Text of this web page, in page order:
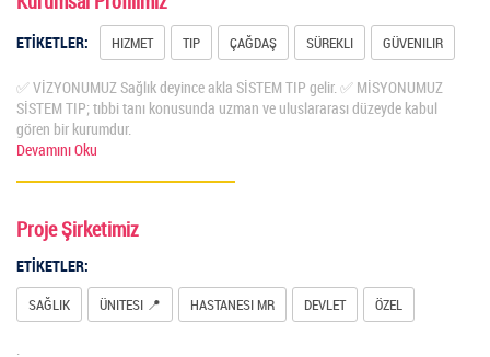
ETİKETLER: HIZMET TIP ÇAĞDAŞ SÜREKLI GÜVENILIR
✅ VİZYONUMUZ Sağlık deyince akla SİSTEM TIP gelir. ✅ MİSYONUMUZ
SİSTEM TIP; tıbbi tanı konusunda uzman ve uluslararası düzeyde kabul
gören bir kurumdur.
Devamını Oku
Proje Şirketimiz
ETİKETLER:
SAĞLIK ÜNITESI 📍 HASTANESI MR DEVLET ÖZEL